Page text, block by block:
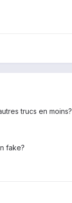
trucs en moins?
fake?